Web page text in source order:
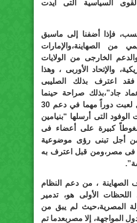
السياسية التى أيدت
فإذا أضفنا إلى ماسبق
من الصهاينة،والإمارات
الخارجى من الولايات
والإتحاد الأوربى ، وهذا
اعترف بذلك الصليبى
جاد”،بذلك صراحة حينما
قال: اسرائيل لعبت دوراً مهما في دعم 30
الوفود التى أرسلها “بنيامين
كبيرة على أعضاء فى
أجل تبنى رؤى موضوعية
فى مصر،ومن قبل اعترف به
الصهاينة ، من دعم النظام
اللحظات الأولى هو، تدمير
المصرية،حيث لم يبق من
المواجهة، إلا مصربعدما تم